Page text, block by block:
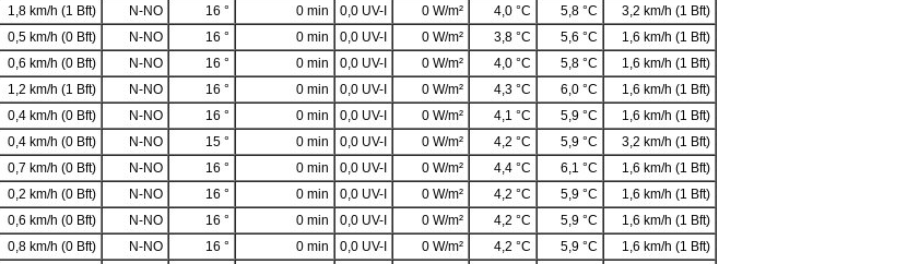
1,8 km/h (1 Bft) N-NO 16 ° 0 min 0,0 UV-I 0 W/m² 4,0 °C 5,8 °C
3,2 km/h (1 Bft)
0,5 km/h (0 Bft) N-NO 16 ° 0 min 0,0 UV-I 0 W/m² 3,8 °C 5,6 °C
1,6 km/h (1 Bft)
0,6 km/h (0 Bft) N-NO 16 ° 0 min 0,0 UV-I 0 W/m² 4,0 °C 5,8 °C
1,6 km/h (1 Bft)
1,2 km/h (1 Bft) N-NO 16 ° 0 min 0,0 UV-I 0 W/m² 4,3 °C 6,0 °C
1,6 km/h (1 Bft)
0,4 km/h (0 Bft) N-NO 16 ° 0 min 0,0 UV-I 0 W/m² 4,1 °C 5,9 °C
1,6 km/h (1 Bft)
0,4 km/h (0 Bft) N-NO 15 ° 0 min 0,0 UV-I 0 W/m² 4,2 °C 5,9 °C
3,2 km/h (1 Bft)
0,7 km/h (0 Bft) N-NO 16 ° 0 min 0,0 UV-I 0 W/m² 4,4 °C 6,1 °C
1,6 km/h (1 Bft)
0,2 km/h (0 Bft) N-NO 16 ° 0 min 0,0 UV-I 0 W/m² 4,2 °C 5,9 °C
1,6 km/h (1 Bft)
0,6 km/h (0 Bft) N-NO 16 ° 0 min 0,0 UV-I 0 W/m² 4,2 °C 5,9 °C
1,6 km/h (1 Bft)
0,8 km/h (0 Bft) N-NO 16 ° 0 min 0,0 UV-I 0 W/m² 4,2 °C 5,9 °C
1,6 km/h (1 Bft)